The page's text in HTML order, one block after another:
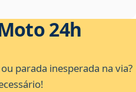
24h
parada inesperada na via?